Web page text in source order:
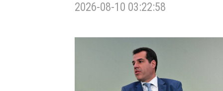
2026-08-10 03:22:58